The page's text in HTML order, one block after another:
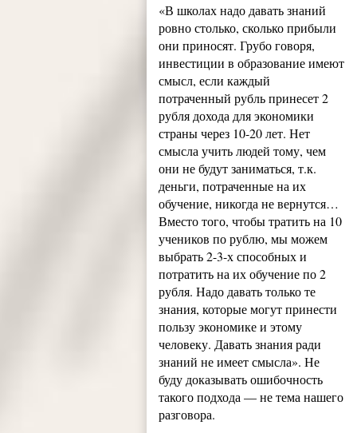
«В школах надо давать знаний
ровно столько, сколько прибыли
они приносят. Грубо говоря,
инвестиции в образование имеют
смысл, если каждый
потраченный рубль принесет 2
рубля дохода для экономики
страны через 10-20 лет. Нет
смысла учить людей тому, чем
они не будут заниматься, т.к.
деньги, потраченные на их
обучение, никогда не вернутся…
Вместо того, чтобы тратить на 10
учеников по рублю, мы можем
выбрать 2-3-х способных и
потратить на их обучение по 2
рубля. Надо давать только те
знания, которые могут принести
пользу экономике и этому
человеку. Давать знания ради
знаний не имеет смысла». Не
буду доказывать ошибочность
такого подхода — не тема нашего
разговора.